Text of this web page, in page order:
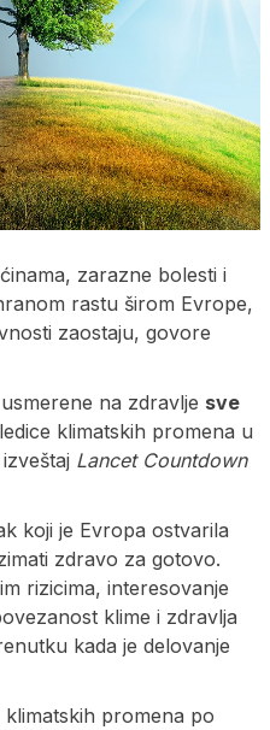
zarazne bolesti i
rastu širom Evrope,
zaostaju, govore
na zdravlje sve
klimatskih promena u
Lancet Countdown
koji je Evropa ostvarila
zdravo za gotovo.
rizicima, interesovanje
klime i zdravlja
kada je delovanje
promena po